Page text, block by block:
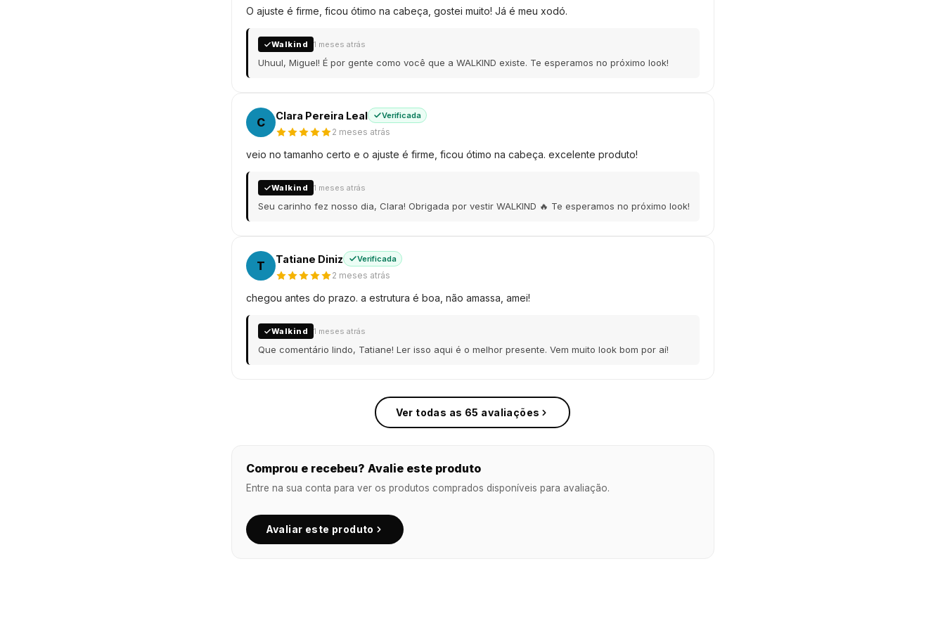
O ajuste é firme, ficou ótimo na cabeça, gostei muito! Já é meu xodó.
Walkind 1 meses atrás
Uhuul, Miguel! É por gente como você que a WALKIND existe. Te esperamos no próximo look!
C Clara Pereira Leal Verificada
2 meses atrás
veio no tamanho certo e o ajuste é firme, ficou ótimo na cabeça. excelente produto!
Walkind 1 meses atrás
Seu carinho fez nosso dia, Clara! Obrigada por vestir WALKIND 🔥 Te esperamos no próximo look!
T Tatiane Diniz Verificada
2 meses atrás
chegou antes do prazo. a estrutura é boa, não amassa, amei!
Walkind 1 meses atrás
Que comentário lindo, Tatiane! Ler isso aqui é o melhor presente. Vem muito look bom por aí!
Ver todas as 65 avaliações
Comprou e recebeu? Avalie este produto
Entre na sua conta para ver os produtos comprados disponíveis para avaliação.
Avaliar este produto